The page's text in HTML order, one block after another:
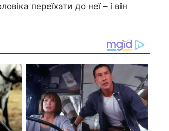
переїхати до неї – і він